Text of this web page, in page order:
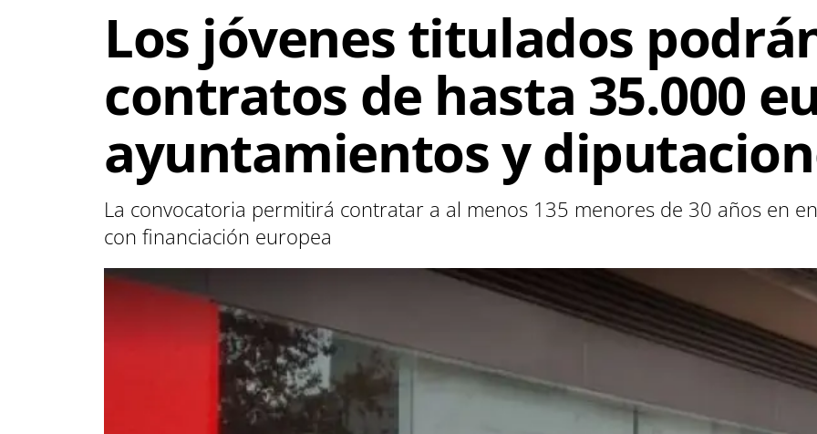
Los jóvenes titulados
contratos de hasta 35.000
ayuntamientos y
La convocatoria permitirá contratar a al menos 135 menores de 30 años en
con financiación europea